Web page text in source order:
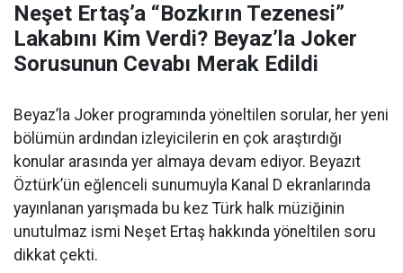
Neşet Ertaş’a “Bozkırın Tezenesi”
Lakabını Kim Verdi? Beyaz’la Joker
Sorusunun Cevabı Merak Edildi
Beyaz’la Joker programında yöneltilen sorular, her yeni
bölümün ardından izleyicilerin en çok araştırdığı
konular arasında yer almaya devam ediyor. Beyazıt
Öztürk’ün eğlenceli sunumuyla Kanal D ekranlarında
yayınlanan yarışmada bu kez Türk halk müziğinin
unutulmaz ismi Neşet Ertaş hakkında yöneltilen soru
dikkat çekti.